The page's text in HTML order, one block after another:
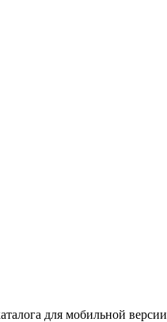
для мобильной версии